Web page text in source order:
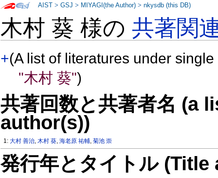
木村 葵 様の共著関
+(A list of literatures under
"木村 葵")
共著回数と共著者名 (a
author(s))
1:大村 善治,木村 葵,海老原 祐輔,菊池 崇
発行年とタイトル
AIST >GSJ > MIYAGI(the Author) >nkysdb (this DB)